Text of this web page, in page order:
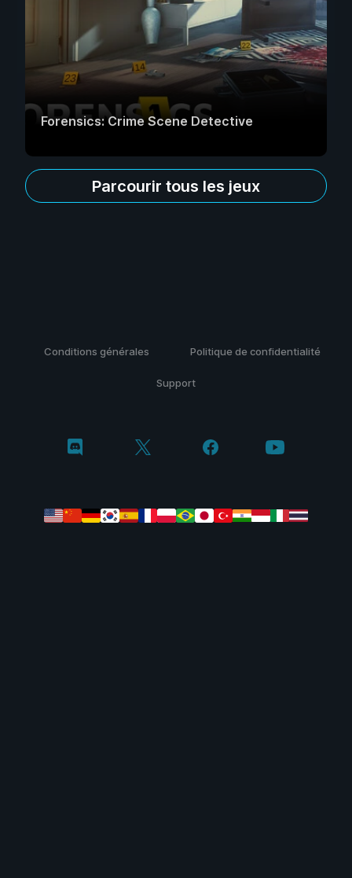
Forensics: Crime Scene Detective
Parcourir tous les jeux
Conditions générales Politique de confidentialité
Support